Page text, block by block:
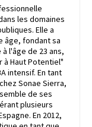
les domaines
Elle a
âge, fondant sa
l'âge de 23 ans,
à Haut Potentiel"
intensif. En tant
Sonae Sierra,
de ses
plusieurs
En 2012,